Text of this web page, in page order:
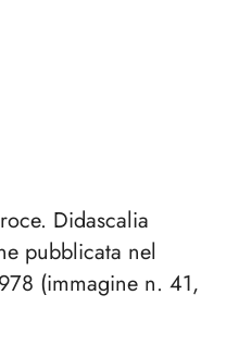
Didascalia
pubblicata nel
(immagine n. 41,